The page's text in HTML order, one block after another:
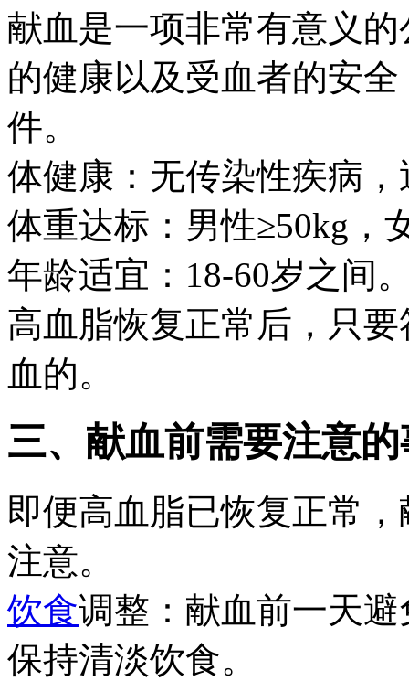
献血是一项非常有意义
的健康以及受血者的安
件。
体健康：无传染性疾病
体重达标：男性≥50kg，
年龄适宜：18-60岁之间
高血脂恢复正常后，只
血的。
三、献血前需要注意
即便高血脂已恢复正常
注意。
饮食调整：献血前一天
保持清淡饮食。